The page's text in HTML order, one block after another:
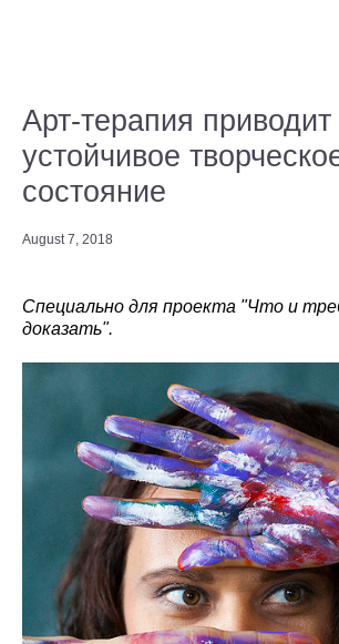
August 7, 2018
Арт-терапия приводит
устойчивое
состояние
Специально для проекта "Что и
доказать".